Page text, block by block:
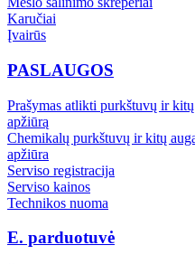
Karučiai
Įvairūs
PASLAUGOS
Prašymas atlikti purkštuvų ir
apžiūrą
Chemikalų purkštuvų ir kitų
apžiūra
Serviso registracija
Serviso kainos
Technikos nuoma
E. parduotuvė